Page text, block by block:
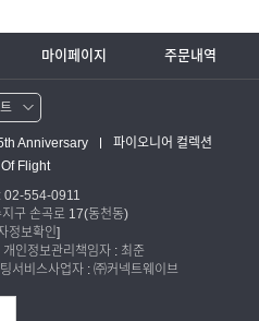
마이페이지 주문내역
Anniversary
파이오니어 컬렉션
Flight
02-554-0911
구 손곡로 17(동천동)
정보확인]
개인정보관리책임자 : 최준
서비스사업자 : ㈜커넥트웨이브